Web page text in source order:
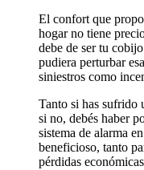
El confort que
hogar no tiene
debe de ser tu
pudiera perturbar
siniestros como
Tanto si has sufrido
si no, debés haber
sistema de alarma
beneficioso, tanto
pérdidas